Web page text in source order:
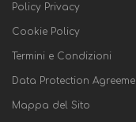
Policy Privacy
Cookie Policy
Termini e Condizioni
Data Protection
Mappa del Sito